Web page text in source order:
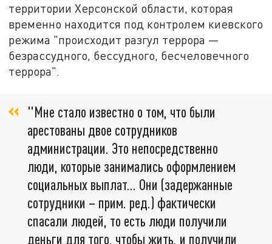
территории Херсонской области, которая
временно находится под контролем киевского
режима "происходит разгул террора —
безрассудного, бессудного, бесчеловечного
террора".
"Мне стало известно о том, что были
арестованы двое сотрудников
администрации. Это непосредственно
люди, которые занимались оформлением
социальных выплат… Они (задержанные
сотрудники – прим. ред.) фактически
спасали людей, то есть люди получили
деньги для того, чтобы жить, и получили